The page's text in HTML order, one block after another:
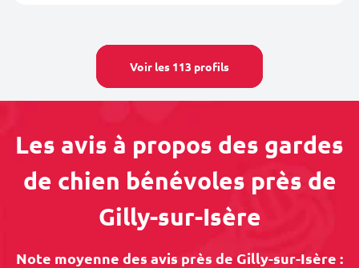
Voir les 113 profils
Les avis à propos des gardes
de chien bénévoles près de
Gilly-sur-Isère
Note moyenne des avis près de Gilly-sur-Isère :